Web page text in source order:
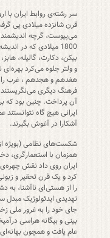
سر رشته‌ی روابط ایران با
قرن شانزده میلادی پی
1800 میلادی که در
بیکن، دکارت، گالیله،
و ولتر جلوه می‌کرد
هفدهم و هجدهم ، غرب
فرهنگ دیگری
آن پرداخت. چنین بود که
ایرانی هیچ گاه نتوانستند
آشکارا در آغوش بگیرند.
شکست‌های نظامی (بویژه
همزمان با استعمارگری،
ایران روی داد نقش چهره‌ی
کرد و یک قرن تحقیر و
را از هستی‌ای ناآشنا، به
جای خود را به غرور ملی
عام یافت و همچون